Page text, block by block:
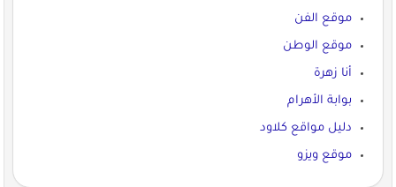
موقع الفن
موقع الوطن
أنا زهرة
بوابة الأهرام
دليل مواقع كلاود
موقع ويزو